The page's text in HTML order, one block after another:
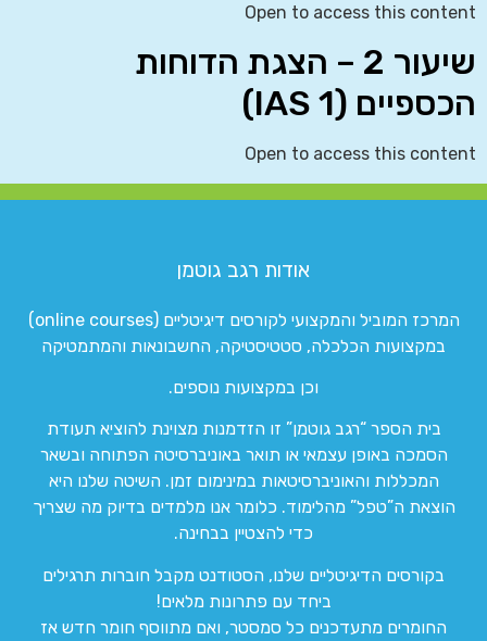
Open to access this content
שיעור 2 – הצגת הדוחות
הכספיים (IAS 1)
Open to access this content
אודות רגב גוטמן
המרכז המוביל והמקצועי לקורסים דיגיטליים (online courses)
במקצועות הכלכלה, סטטיסטיקה, החשבונאות והמתמטיקה
וכן במקצועות נוספים.
בית הספר “רגב גוטמן” זו הזדמנות מצוינת להוציא תעודת
הסמכה באופן עצמאי או תואר באוניברסיטה הפתוחה ובשאר
המכללות והאוניברסיטאות במינימום זמן. השיטה שלנו היא
הוצאת ה”טפל” מהלימוד. כלומר אנו מלמדים בדיוק מה שצריך
כדי להצטיין בבחינה.
בקורסים הדיגיטליים שלנו, הסטודנט מקבל חוברות תרגילים
ביחד עם פתרונות מלאים!
החומרים מתעדכנים כל סמסטר, ואם מתווסף חומר חדש אז